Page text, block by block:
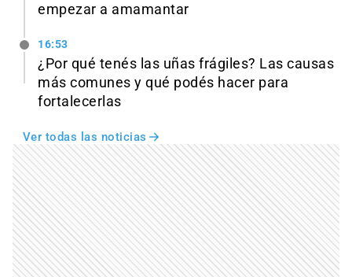
empezar a amamantar
16:53
¿Por qué tenés las uñas frágiles? Las causas
más comunes y qué podés hacer para
fortalecerlas
Ver todas las noticias